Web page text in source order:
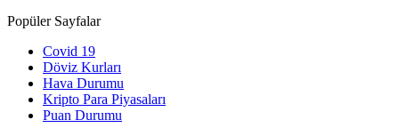
Popüler Sayfalar
Covid 19
Döviz Kurları
Hava Durumu
Kripto Para Piyasaları
Puan Durumu